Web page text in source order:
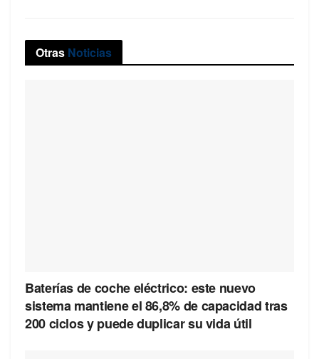
Otras Noticias
Baterías de coche eléctrico: este nuevo
sistema mantiene el 86,8% de capacidad tras
200 ciclos y puede duplicar su vida útil